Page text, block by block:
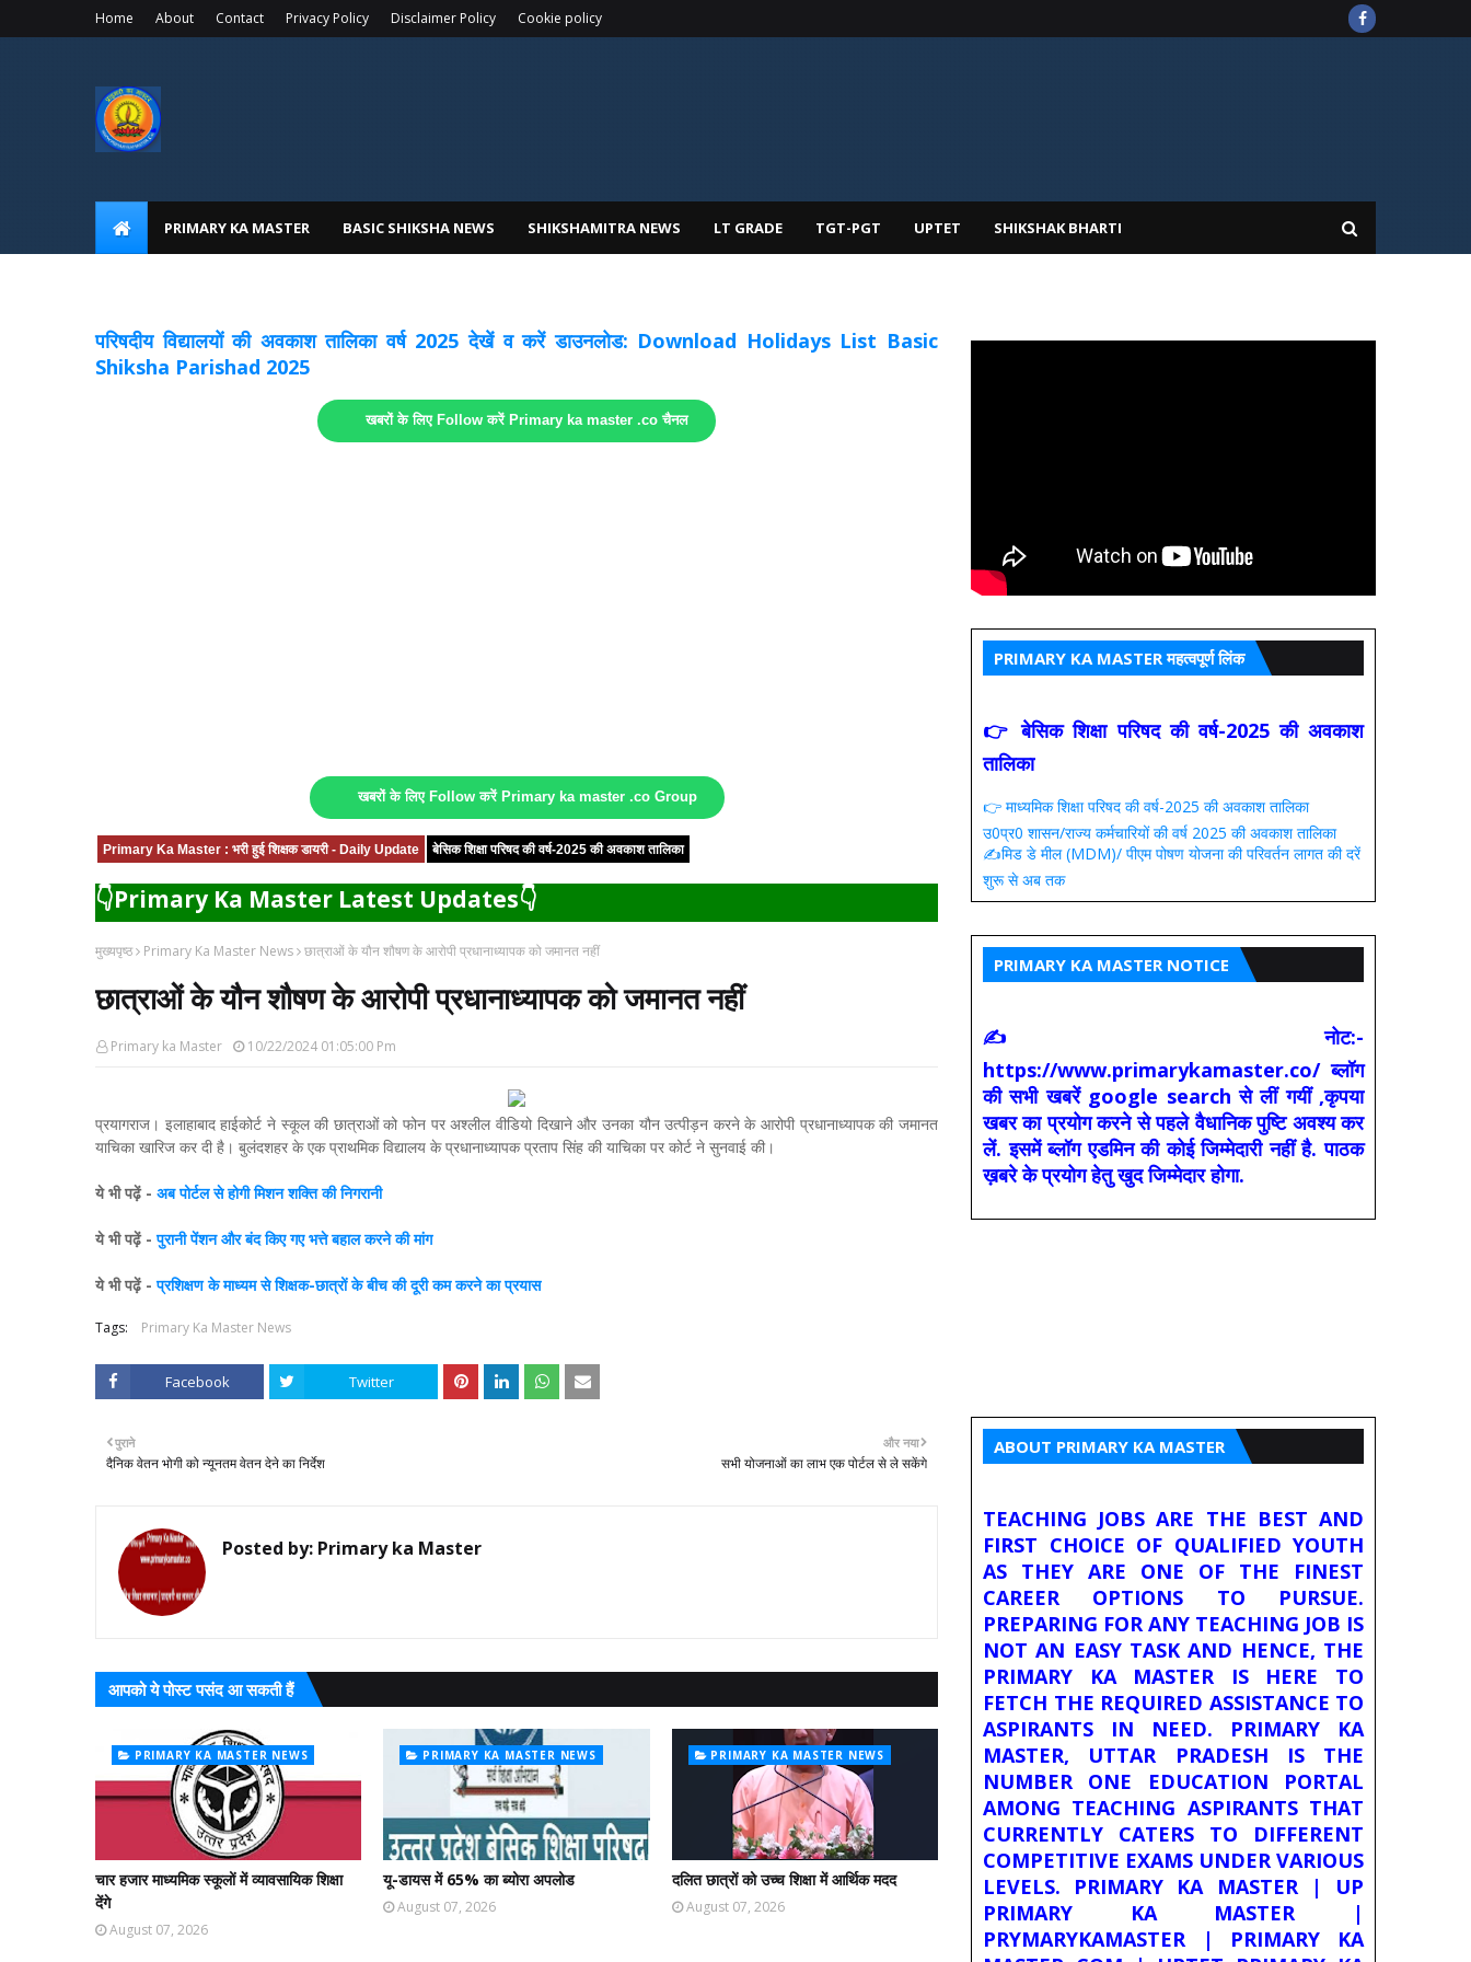
Home About Contact Privacy Policy Disclaimer Policy Cookie policy
PRIMARY KA MASTER BASIC SHIKSHA NEWS SHIKSHAMITRA NEWS LT GRADE TGT-PGT UPTET SHIKSHAK BHARTI
परिषदीय विद्यालयों की अवकाश तालिका वर्ष 2025 देखें व करें डाउनलोड: Download Holidays List Basic
Shiksha Parishad 2025
खबरों के लिए Follow करें Primary ka master .co चैनल
खबरों के लिए Follow करें Primary ka master .co Group
Primary Ka Master : भरी हुई शिक्षक डायरी - Daily Update बेसिक शिक्षा परिषद की वर्ष-2025 की अवकाश तालिका
👇Primary Ka Master Latest Updates👇
मुख्यपृष्ठ Primary Ka Master News छात्राओं के यौन शौषण के आरोपी प्रधानाध्यापक को जमानत नहीं
छात्राओं के यौन शौषण के आरोपी प्रधानाध्यापक को जमानत नहीं
Primary ka Master 10/22/2024 01:05:00 Pm
प्रयागराज। इलाहाबाद हाईकोर्ट ने स्कूल की छात्राओं को फोन पर अश्लील वीडियो दिखाने और उनका यौन उत्पीड़न करने के आरोपी प्रधानाध्यापक की जमानत
याचिका खारिज कर दी है। बुलंदशहर के एक प्राथमिक विद्यालय के प्रधानाध्यापक प्रताप सिंह की याचिका पर कोर्ट ने सुनवाई की।
ये भी पढ़ें - अब पोर्टल से होगी मिशन शक्ति की निगरानी
ये भी पढ़ें -पुरानी पेंशन और बंद किए गए भत्ते बहाल करने की मांग
ये भी पढ़ें -प्रशिक्षण के माध्यम से शिक्षक-छात्रों के बीच की दूरी कम करने का प्रयास
Tags: Primary Ka Master News
Facebook Twitter
और नया
सभी योजनाओं का लाभ एक पोर्टल से ले सकेंगे
पुराने
दैनिक वेतन भोगी को न्यूनतम वेतन देने का निर्देश
Posted by: Primary ka Master
आपको ये पोस्ट पसंद आ सकती हैं
PRIMARY KA MASTER NEWS
चार हजार माध्यमिक स्कूलों में व्यावसायिक शिक्षा
देंगे
August 07, 2026
PRIMARY KA MASTER NEWS
यू-डायस में 65% का ब्योरा अपलोड
August 07, 2026
PRIMARY KA MASTER NEWS
दलित छात्रों को उच्च शिक्षा में आर्थिक मदद
August 07, 2026
PRIMARY KA MASTER महत्वपूर्ण लिंक
👉 बेसिक शिक्षा परिषद की वर्ष-2025 की अवकाश
तालिका
👉 माध्यमिक शिक्षा परिषद की वर्ष-2025 की अवकाश तालिका
उ0प्र0 शासन/राज्य कर्मचारियों की वर्ष 2025 की अवकाश तालिका
✍️मिड डे मील (MDM)/ पीएम पोषण योजना की परिवर्तन लागत की दरें
शुरू से अब तक
PRIMARY KA MASTER NOTICE
✍ नोट:-
https://www.primarykamaster.co/ ब्लॉग
की सभी खबरें google search से लीं गयीं ,कृपया
खबर का प्रयोग करने से पहले वैधानिक पुष्टि अवश्य कर
लें. इसमें ब्लॉग एडमिन की कोई जिम्मेदारी नहीं है. पाठक
ख़बरे के प्रयोग हेतु खुद जिम्मेदार होगा.
ABOUT PRIMARY KA MASTER
TEACHING JOBS ARE THE BEST AND
FIRST CHOICE OF QUALIFIED YOUTH
AS THEY ARE ONE OF THE FINEST
CAREER OPTIONS TO PURSUE.
PREPARING FOR ANY TEACHING JOB IS
NOT AN EASY TASK AND HENCE, THE
PRIMARY KA MASTER IS HERE TO
FETCH THE REQUIRED ASSISTANCE TO
ASPIRANTS IN NEED. PRIMARY KA
MASTER, UTTAR PRADESH IS THE
NUMBER ONE EDUCATION PORTAL
AMONG TEACHING ASPIRANTS THAT
CURRENTLY CATERS TO DIFFERENT
COMPETITIVE EXAMS UNDER VARIOUS
LEVELS. PRIMARY KA MASTER | UP
PRIMARY KA MASTER |
PRYMARYKAMASTER | PRIMARY KA